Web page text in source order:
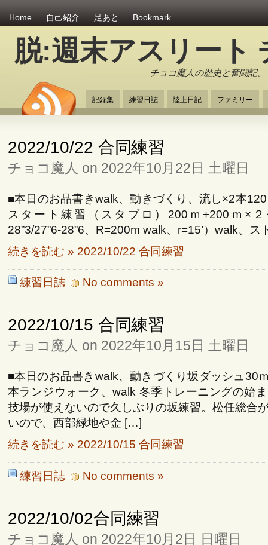
Home 自己紹介 足あと Bookmark
脱:週末アスリート
チョコ魔人の歴史と奮闘記。
記録集 練習日誌 陸上日記 ファミリー
2022/10/22 合同練習
チョコ魔人 on 2022年10月22日 土曜日
■本日のお品書きwalk、動きづくり、流し×2本
スタート練習（スタブロ）200ｍ+200ｍ×２
28”3/27”6-28”6、R=200m walk、r=15’）walk、
続きを読む » 2022/10/22 合同練習
練習日誌 No comments »
2022/10/15 合同練習
チョコ魔人 on 2022年10月15日 土曜日
■本日のお品書きwalk、動きづくり坂ダッシュ30
本ランジウォーク、walk 冬季トレーニングの始
技場が使えないので久しぶりの坂練習。松任総合
いので、西部緑地や金 […]
続きを読む » 2022/10/15 合同練習
練習日誌 No comments »
2022/10/02合同練習
チョコ魔人 on 2022年10月2日 日曜日